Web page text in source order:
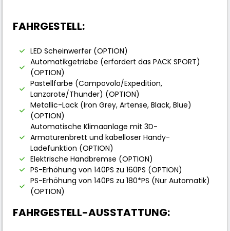
FAHRGESTELL:
LED Scheinwerfer (OPTION)
Automatikgetriebe (erfordert das PACK SPORT)
(OPTION)
Pastellfarbe (Campovolo/Expedition,
Lanzarote/Thunder) (OPTION)
Metallic-Lack (Iron Grey, Artense, Black, Blue)
(OPTION)
Automatische Klimaanlage mit 3D-
Armaturenbrett und kabelloser Handy-
Ladefunktion (OPTION)
Elektrische Handbremse (OPTION)
PS-Erhöhung von 140PS zu 160PS (OPTION)
PS-Erhöhung von 140PS zu 180*PS (Nur Automatik)
(OPTION)
FAHRGESTELL-AUSSTATTUNG: